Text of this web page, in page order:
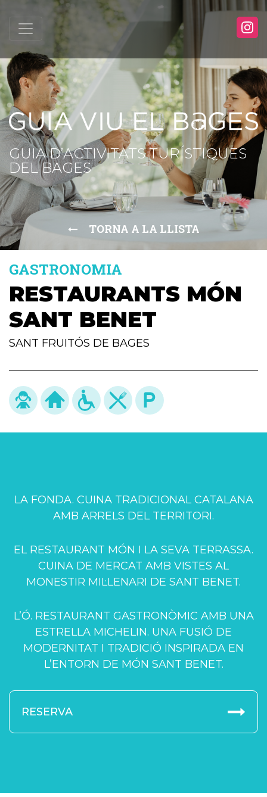
GUIA D’ACTIVITATS TURÍSTIQUES
DEL BAGES
TORNA A LA LLISTA
GASTRONOMIA
RESTAURANTS MÓN
SANT BENET
SANT FRUITÓS DE BAGES
LA FONDA. CUINA TRADICIONAL CATALANA
AMB ARRELS DEL TERRITORI.
EL RESTAURANT MÓN I LA SEVA TERRASSA.
CUINA DE MERCAT AMB VISTES AL
MONESTIR MIL·LENARI DE SANT BENET.
L’Ó. RESTAURANT GASTRONÒMIC AMB UNA
ESTRELLA MICHELIN. UNA FUSIÓ DE
MODERNITAT I TRADICIÓ INSPIRADA EN
L’ENTORN DE MÓN SANT BENET.
RESERVA